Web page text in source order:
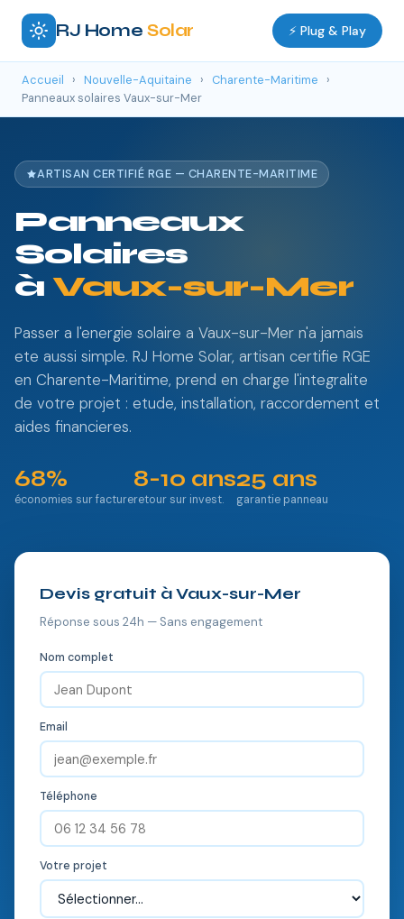
RJ Home Solar ⚡ Plug & Play
Accueil › Nouvelle-Aquitaine › Charente-Maritime
›
Panneaux solaires Vaux-sur-Mer
ARTISAN CERTIFIÉ RGE — CHARENTE-MARITIME
Panneaux
Solaires
àVaux-sur-Mer
Passer a l'energie solaire a Vaux-sur-Mer n'a jamais
ete aussi simple. RJ Home Solar, artisan certifie RGE
en Charente-Maritime, prend en charge l'integralite
de votre projet : etude, installation, raccordement et
aides financieres.
68%
économies sur facture
8-10 ans
retour sur invest.
25 ans
garantie panneau
Devis gratuit à Vaux-sur-Mer
Réponse sous 24h — Sans engagement
Nom complet
Email
Téléphone
Votre projet